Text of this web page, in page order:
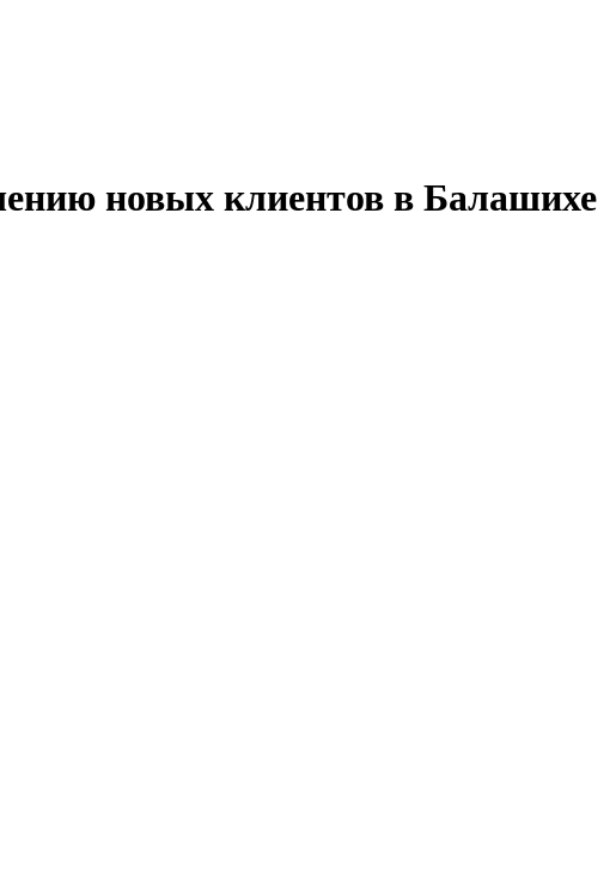
новых клиентов в Балашихе